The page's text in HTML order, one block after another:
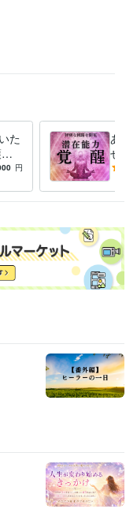
リングのご予約があ
付けております。可能
夜間となる可能性がご
ぞよろしくお願い申し上
すので、午後以降の対応
10年
ター 経験年数 : 7年
ピスト
経験年数 : 10
経験年数 : 10年
た
使
円
あな
せま
を開